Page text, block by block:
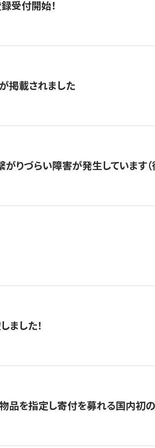
受付開始！
掲載されました
がりづらい障害が発生しています（
した！
品を指定し寄付を募れる国内初の